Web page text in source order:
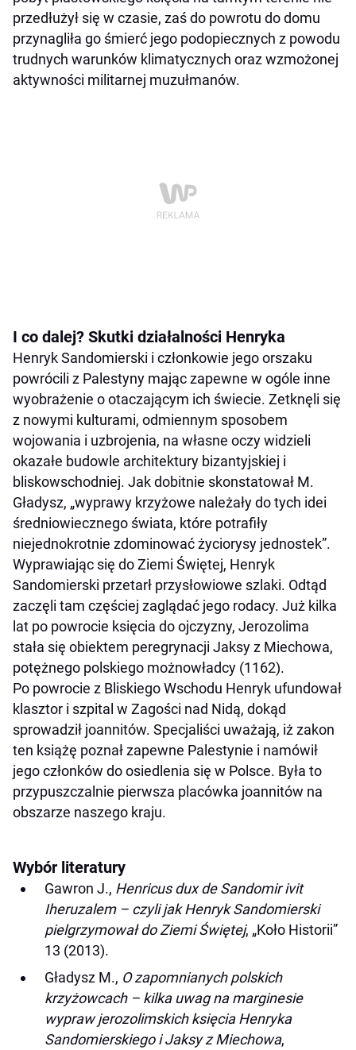
przedłużył się w czasie, zaś do powrotu do domu
przynagliła go śmierć jego podopiecznych z powodu
trudnych warunków klimatycznych oraz wzmożonej
aktywności militarnej muzułmanów.
I co dalej? Skutki działalności Henryka
Henryk Sandomierski i członkowie jego orszaku
powrócili z Palestyny mając zapewne w ogóle inne
wyobrażenie o otaczającym ich świecie. Zetknęli się
z nowymi kulturami, odmiennym sposobem
wojowania i uzbrojenia, na własne oczy widzieli
okazałe budowle architektury bizantyjskiej i
bliskowschodniej. Jak dobitnie skonstatował M.
Gładysz, „wyprawy krzyżowe należały do tych idei
średniowiecznego świata, które potrafiły
niejednokrotnie zdominować życiorysy jednostek”.
Wyprawiając się do Ziemi Świętej, Henryk
Sandomierski przetarł przysłowiowe szlaki. Odtąd
zaczęli tam częściej zaglądać jego rodacy. Już kilka
lat po powrocie księcia do ojczyzny, Jerozolima
stała się obiektem peregrynacji Jaksy z Miechowa,
potężnego polskiego możnowładcy (1162).
Po powrocie z Bliskiego Wschodu Henryk ufundował
klasztor i szpital w Zagości nad Nidą, dokąd
sprowadził joannitów. Specjaliści uważają, iż zakon
ten książę poznał zapewne Palestynie i namówił
jego członków do osiedlenia się w Polsce. Była to
przypuszczalnie pierwsza placówka joannitów na
obszarze naszego kraju.
Wybór literatury
Gawron J., Henricus dux de Sandomir ivit
Iheruzalem – czyli jak Henryk Sandomierski
pielgrzymował do Ziemi Świętej, „Koło Historii”
13 (2013).
Gładysz M., O zapomnianych polskich
krzyżowcach – kilka uwag na marginesie
wypraw jerozolimskich księcia Henryka
Sandomierskiego i Jaksy z Miechowa,